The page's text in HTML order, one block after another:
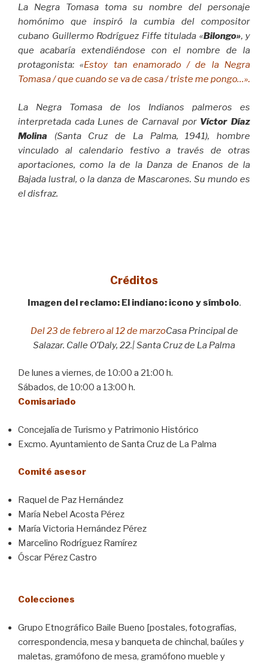
La Negra Tomasa toma su nombre del personaje
homónimo que inspiró la cumbia del compositor
cubano Guillermo Rodríguez Fiffe titulada «Bilongo», y
que acabaría extendiéndose con el nombre de la
protagonista: «Estoy tan enamorado / de la Negra
Tomasa / que cuando se va de casa / triste me pongo…».
La Negra Tomasa de los Indianos palmeros es
interpretada cada Lunes de Carnaval por Víctor Díaz
Molina (Santa Cruz de La Palma, 1941), hombre
vinculado al calendario festivo a través de otras
aportaciones, como la de la Danza de Enanos de la
Bajada lustral, o la danza de Mascarones. Su mundo es
el disfraz.
Créditos
Imagen del reclamo: El indiano: icono y símbolo.
Del 23 de febrero al 12 de marzoCasa Principal de
Salazar. Calle O’Daly, 22.| Santa Cruz de La Palma
De lunes a viernes, de 10:00 a 21:00 h.
Sábados, de 10:00 a 13:00 h.
Comisariado
Concejalía de Turismo y Patrimonio Histórico
Excmo. Ayuntamiento de Santa Cruz de La Palma
Comité asesor
Raquel de Paz Hernández
María Nebel Acosta Pérez
María Victoria Hernández Pérez
Marcelino Rodríguez Ramírez
Óscar Pérez Castro
Colecciones
Grupo Etnográfico Baile Bueno [postales, fotografías,
correspondencia, mesa y banqueta de chinchal, baúles y
maletas, gramófono de mesa, gramófono mueble y